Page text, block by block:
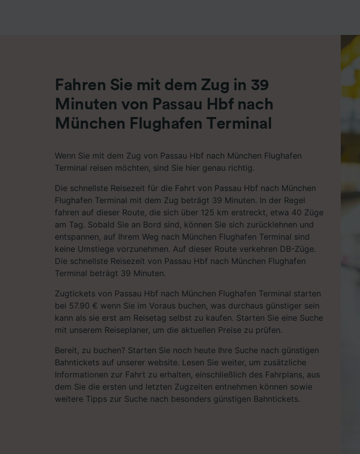
Fahren Sie mit dem Zug in 39
Minuten von Passau Hbf nach
München Flughafen Terminal
Wenn Sie mit dem Zug von Passau Hbf nach München Flughafen
Terminal reisen möchten, sind Sie hier genau richtig.
Die schnellste Reisezeit für die Fahrt von Passau Hbf nach München
Flughafen Terminal mit dem Zug beträgt 39 Minuten. In der Regel
fahren auf dieser Route, die sich über 125 km erstreckt, etwa 40 Züge
am Tag. Sobald Sie an Bord sind, können Sie sich zurücklehnen und
entspannen, auf Ihrem Weg nach München Flughafen Terminal sind
keine Umstiege vorzunehmen. Auf dieser Route verkehren DB-Züge.
Die schnellste Reisezeit von Passau Hbf nach München Flughafen
Terminal beträgt 39 Minuten.
Zugtickets von Passau Hbf nach München Flughafen Terminal starten
bei 57.90 € wenn Sie im Voraus buchen, was durchaus günstiger sein
kann als sie erst am Reisetag selbst zu kaufen. Starten Sie eine Suche
mit unserem Reiseplaner, um die aktuellen Preise zu prüfen.
Bereit, zu buchen? Starten Sie noch heute Ihre Suche nach günstigen
Bahntickets auf unserer website. Lesen Sie weiter, um zusätzliche
Informationen zur Fahrt zu erhalten, einschließlich des Fahrplans, aus
dem Sie die ersten und letzten Zugzeiten entnehmen können sowie
weitere Tipps zur Suche nach besonders günstigen Bahntickets.